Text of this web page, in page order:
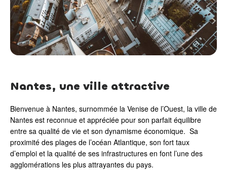
Nantes, une ville attractive
Bienvenue à Nantes, surnommée la Venise de l’Ouest, la ville de
Nantes est reconnue et appréciée pour son parfait équilibre
entre sa qualité de vie et son dynamisme économique. Sa
proximité des plages de l’océan Atlantique, son fort taux
d’emploi et la qualité de ses infrastructures en font l’une des
agglomérations les plus attrayantes du pays.